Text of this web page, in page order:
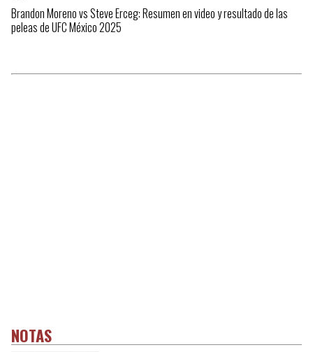
Brandon Moreno vs Steve Erceg: Resumen en video y resultado de las
peleas de UFC México 2025
NOTAS